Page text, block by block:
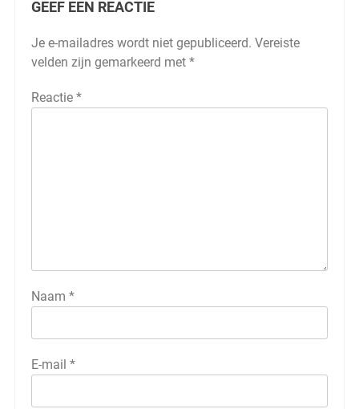
GEEF EEN REACTIE
Je e-mailadres wordt niet gepubliceerd. Vereiste
velden zijn gemarkeerd met *
Reactie *
Naam *
E-mail *